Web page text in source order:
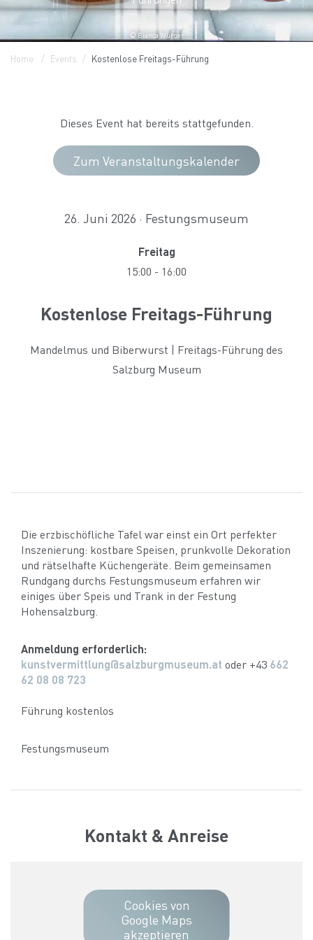
© Bianca Würger
Home Events Kostenlose Freitags-Führung
Dieses Event hat bereits stattgefunden.
Zum Veranstaltungskalender
26. Juni 2026 · Festungsmuseum
Freitag
15:00 - 16:00
Kostenlose Freitags-Führung
Mandelmus und Biberwurst | Freitags-Führung des
Salzburg Museum
Die erzbischöfliche Tafel war einst ein Ort perfekter
Inszenierung: kostbare Speisen, prunkvolle Dekoration
und rätselhafte Küchengeräte. Beim gemeinsamen
Rundgang durchs Festungsmuseum erfahren wir
einiges über Speis und Trank in der Festung
Hohensalzburg.
Anmeldung erforderlich:
kunstvermittlung@salzburgmuseum.at oder +43 662
62 08 08 723
Führung kostenlos
Festungsmuseum
Kontakt & Anreise
Cookies von
Google Maps
akzeptieren